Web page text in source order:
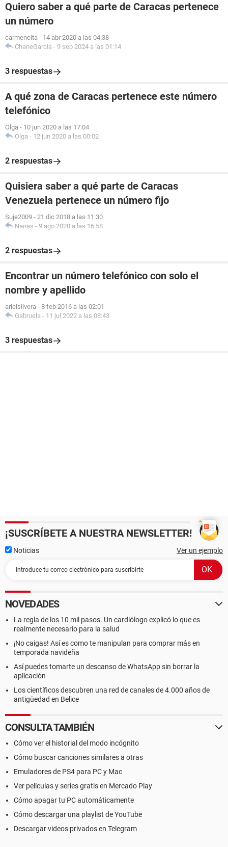
Quiero saber a qué parte de Caracas pertenece
un número
carmencita - 14 abr 2020 a las 04:38
ChaneGarcia - 9 sep 2024 a las 01:14
3 respuestas
A qué zona de Caracas pertenece este número
telefónico
Olga - 10 jun 2020 a las 17:04
Olga - 12 jun 2020 a las 00:02
2 respuestas
Quisiera saber a qué parte de Caracas
Venezuela pertenece un número fijo
Suje2009 - 21 dic 2018 a las 11:30
Nanas - 9 ago 2020 a las 16:58
2 respuestas
Encontrar un número telefónico con solo el
nombre y apellido
arielsilvera - 8 feb 2016 a las 02:01
Gabruela - 11 jul 2022 a las 08:43
3 respuestas
¡SUSCRÍBETE A NUESTRA NEWSLETTER!
Noticias Ver un ejemplo
NOVEDADES
La regla de los 10 mil pasos. Un cardiólogo explicó lo que es
realmente necesario para la salud
¡No caigas! Así es como te manipulan para comprar más en
temporada navideña
Así puedes tomarte un descanso de WhatsApp sin borrar la
aplicación
Los científicos descubren una red de canales de 4.000 años de
antigüedad en Belice
CONSULTA TAMBIÉN
Cómo ver el historial del modo incógnito
Cómo buscar canciones similares a otras
Emuladores de PS4 para PC y Mac
Ver películas y series gratis en Mercado Play
Cómo apagar tu PC automáticamente
Cómo descargar una playlist de YouTube
Descargar videos privados en Telegram